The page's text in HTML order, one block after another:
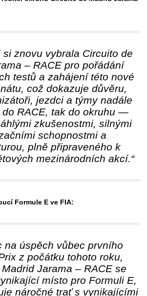
si znovu vybrala Circuito de
– RACE pro pořádání
testů a zahájení této nové
což dokazuje důvěru,
jezdci a týmy nadále
RACE, tak do okruhu —
zkušenostmi, silnými
schopnostmi a
plně připraveného k
mezinárodních akcí.“
Formule E ve FIA:
na úspěch vůbec prvního
z počátku tohoto roku,
Jarama – RACE se
místo pro Formuli E,
náročné trať s vynikajícími